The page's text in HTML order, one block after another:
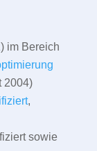
im Bereich
2004)
,
sowie